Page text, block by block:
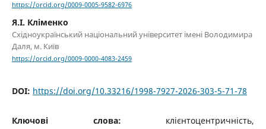
https://orcid.org/0009-0005-9582-6976
Я.І. Кліменко
Східноукраїнський національний університет імені Володимира
Даля, м. Київ
https://orcid.org/0009-0000-4083-2459
DOI: https://doi.org/10.33216/1998-7927-2026-303-5-71-78
Ключові слова: клієнтоцентричність,